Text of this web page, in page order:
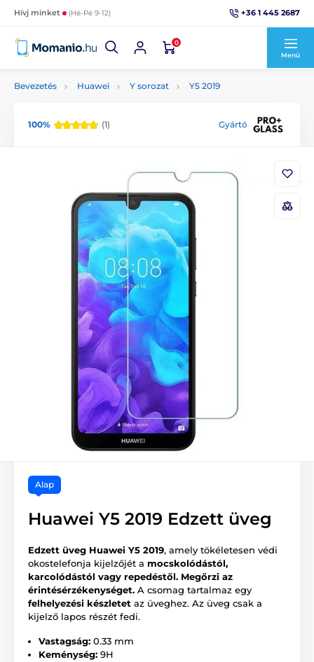
Hívj minket (Hé-Pé 9-12) +36 1 445 2687
0
Menü
Bevezetés Huawei Y sorozat Y5 2019
100% (1) Gyártó
Alap
Huawei Y5 2019 Edzett üveg
Edzett üveg Huawei Y5 2019, amely tökéletesen védi
okostelefonja kijelzőjét a mocskolódástól,
karcolódástól vagy repedéstől. Megőrzi az
érintésérzékenységet. A csomag tartalmaz egy
felhelyezési készletet az üveghez. Az üveg csak a
kijelző lapos részét fedi.
Vastagság: 0.33 mm
Keménység: 9H